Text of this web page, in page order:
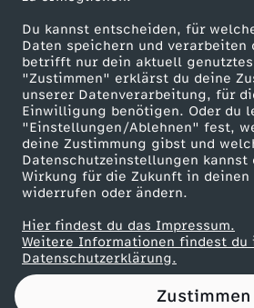
Du kannst entscheiden, für
Daten speichern und verarbeiten
betrifft nur dein aktuell
"Zustimmen" erklärst du deine
unserer Datenverarbeitung, für
Einwilligung benötigen. Oder du
"Einstellungen/Ablehnen" fest,
deine Zustimmung gibst und
Datenschutzeinstellungen
Wirkung für die Zukunft in deinen
widerrufen oder ändern.
Hier findest du das Impressum.
Weitere Informationen findest du
Datenschutzerklärung.
Zustimmen
u
n
g
d
e
r
L
ZDF goes Schule
Werbefernsehen
Mainzelmännchen
Partner